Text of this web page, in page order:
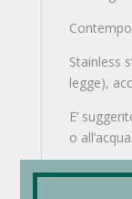
Stainless
legge),
E’
o all’acqua.